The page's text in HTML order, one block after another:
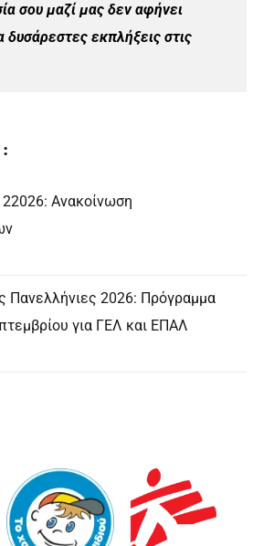
σου μαζί μας δεν αφήνει
δυσάρεστες εκπλήξεις στις
Ανακοίνωση
Πανελλήνιες 2026: Πρόγραμμα
για ΓΕΛ και ΕΠΑΛ